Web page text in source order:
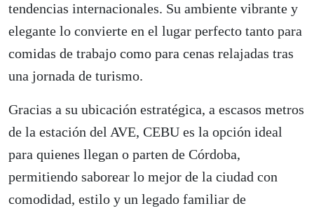
tendencias internacionales. Su ambiente vibrante y
elegante lo convierte en el lugar perfecto tanto para
comidas de trabajo como para cenas relajadas tras
una jornada de turismo.
Gracias a su ubicación estratégica, a escasos metros
de la estación del AVE, CEBU es la opción ideal
para quienes llegan o parten de Córdoba,
permitiendo saborear lo mejor de la ciudad con
comodidad, estilo y un legado familiar de